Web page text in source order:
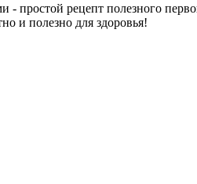
рецепт полезного
и полезно для здоровья!